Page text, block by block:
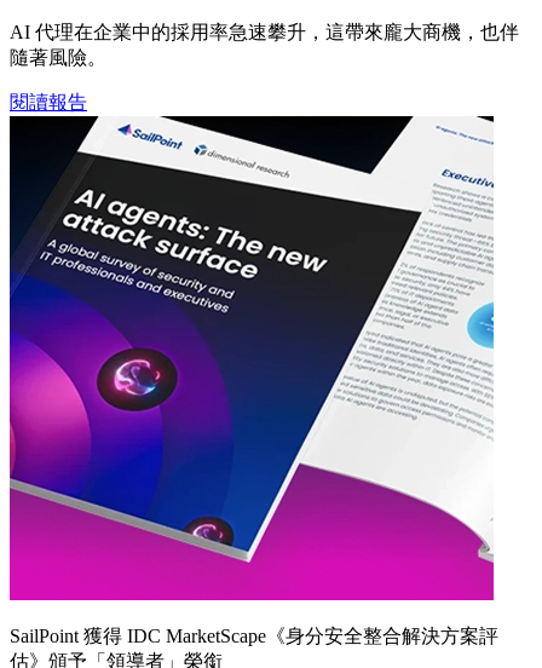
AI 代理在企業中的採用率急速攀升，這帶來龐大商機，也伴
隨著風險。
閱讀報告
SailPoint 獲得 IDC MarketScape《身分安全整合解決方案評
估》頒予「領導者」榮銜